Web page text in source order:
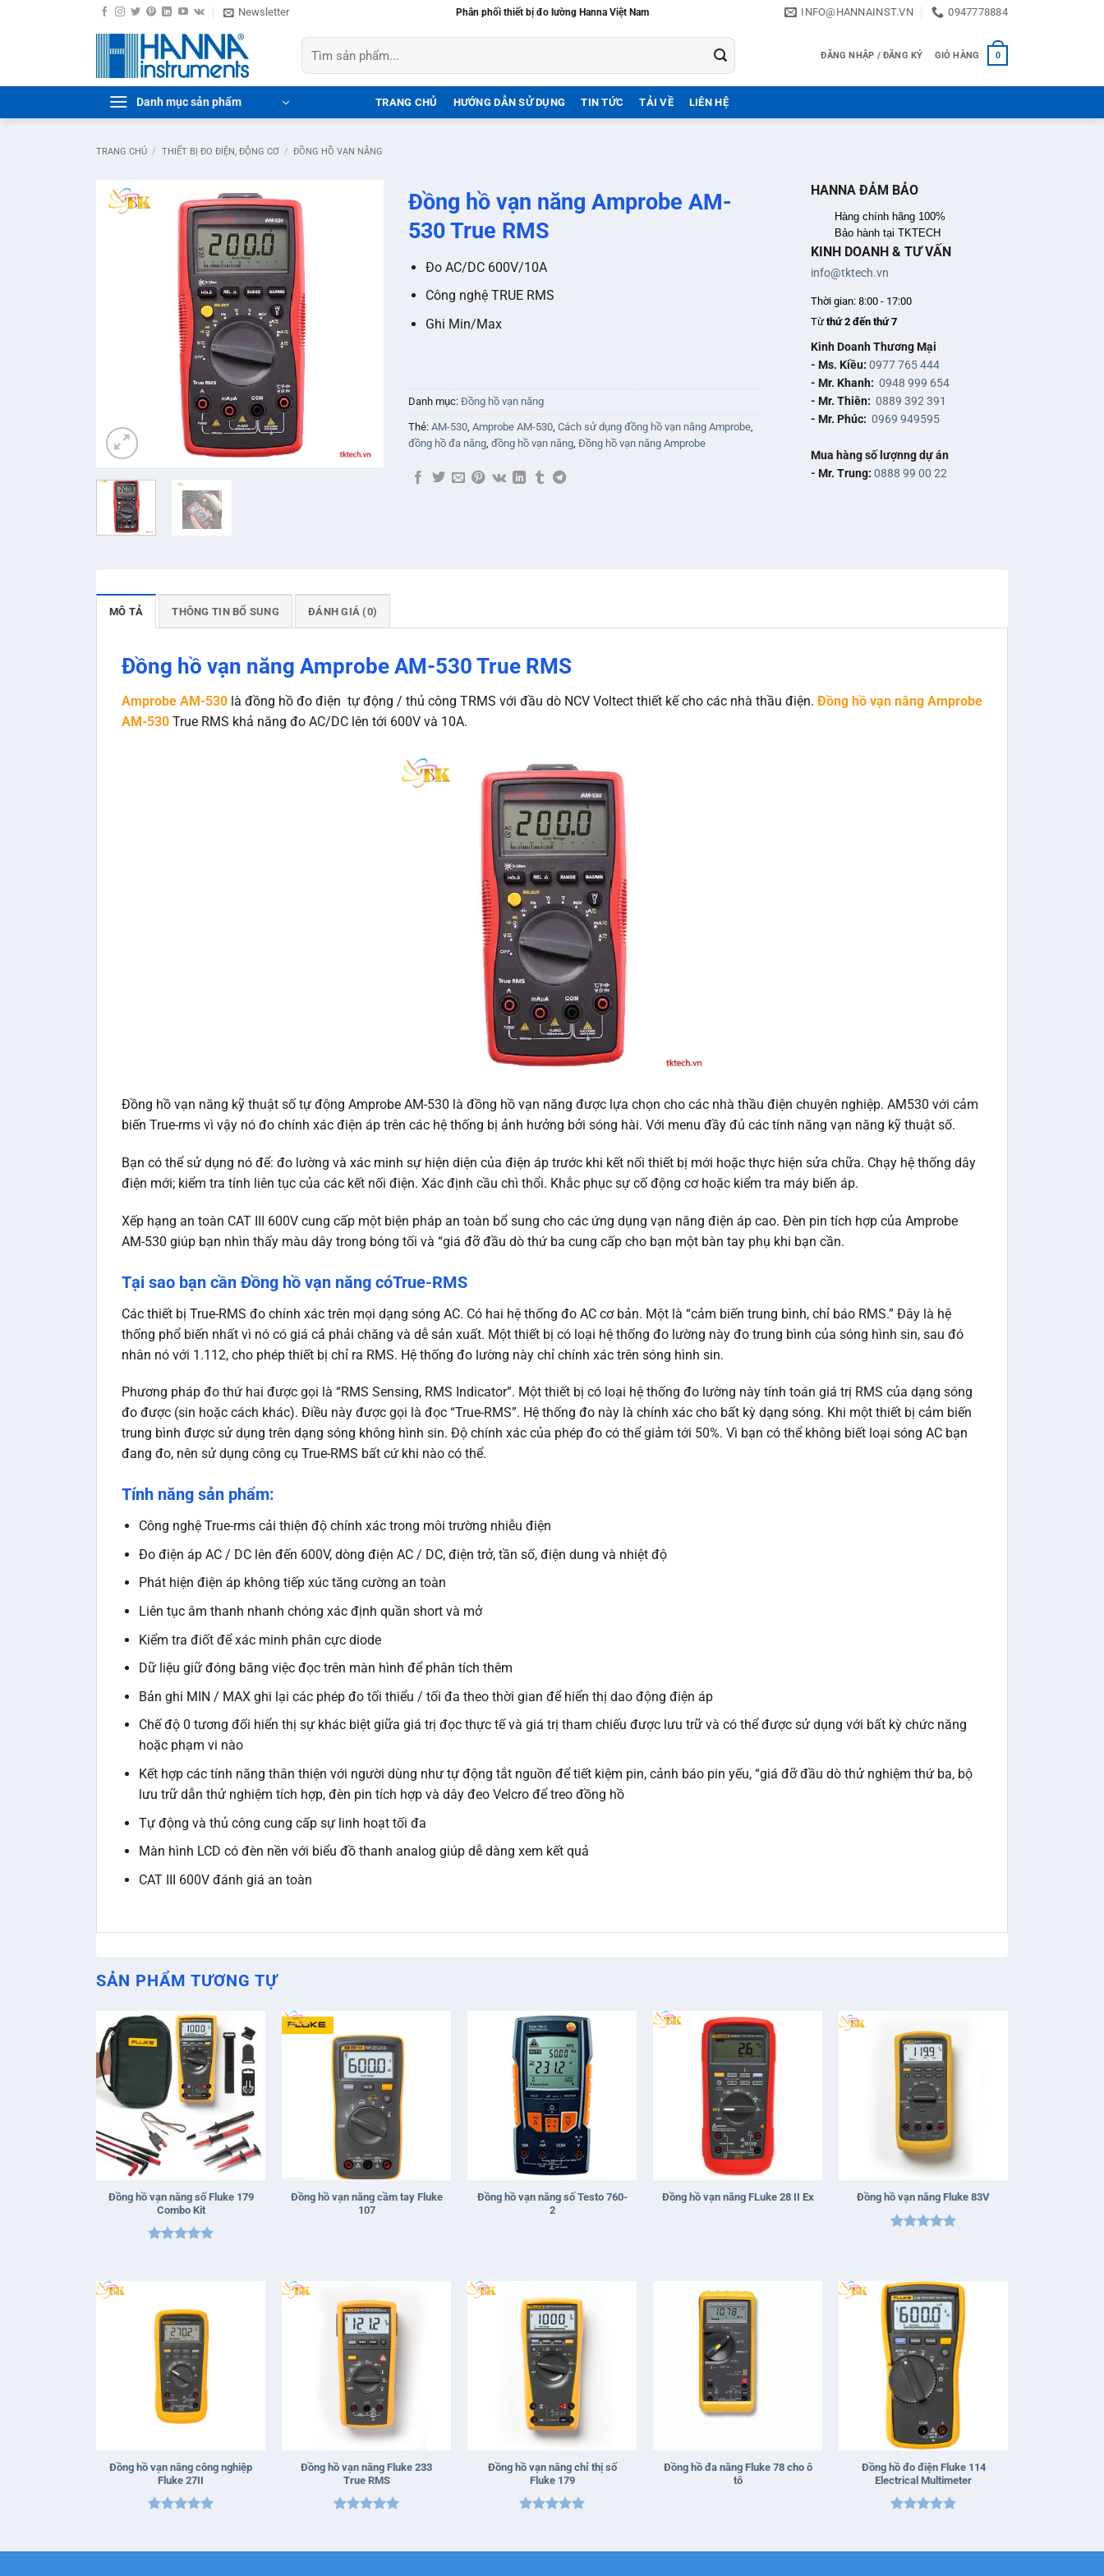
Newsletter Phân phối thiết bị đo lường Hanna Việt Nam INFO@HANNAINST.VN 0947778884
Tìm
kiếm:
ĐĂNG NHẬP / ĐĂNG KÝ GIỎ HÀNG 0
Danh mục sản phẩm TRANG CHỦ HƯỚNG DẪN SỬ DỤNG TIN TỨC TẢI VỀ LIÊN HỆ
TRANG CHỦ / THIẾT BỊ ĐO ĐIỆN, ĐỘNG CƠ / ĐỒNG HỒ VẠN NĂNG
Đồng hồ vạn năng Amprobe AM-
530 True RMS
Đo AC/DC 600V/10A
Công nghệ TRUE RMS
Ghi Min/Max
Danh mục: Đồng hồ vạn năng
Thẻ: AM-530, Amprobe AM-530, Cách sử dụng đồng hồ vạn năng Amprobe,
đồng hồ đa năng, đồng hồ vạn năng, Đồng hồ vạn năng Amprobe
HANNA ĐẢM BẢO
Hàng chính hãng 100%
Bảo hành tại TKTECH
KINH DOANH & TƯ VẤN
info@tktech.vn
Thời gian: 8:00 - 17:00
Từthứ 2 đến thứ 7
Kinh Doanh Thương Mại
- Ms. Kiều: 0977 765 444
- Mr. Khanh: 0948 999 654
- Mr. Thiên: 0889 392 391
- Mr. Phúc: 0969 949595
Mua hàng số lượnng dự án
- Mr. Trung: 0888 99 00 22
MÔ TẢ THÔNG TIN BỔ SUNG ĐÁNH GIÁ (0)
Đồng hồ vạn năng Amprobe AM-530 True RMS
Amprobe AM-530 là đồng hồ đo điện tự động / thủ công TRMS với đầu dò NCV Voltect thiết kế cho các nhà thầu điện. Đồng hồ vạn năng Amprobe
AM-530 True RMS khả năng đo AC/DC lên tới 600V và 10A.
Đồng hồ vạn năng kỹ thuật số tự động Amprobe AM-530 là đồng hồ vạn năng được lựa chọn cho các nhà thầu điện chuyên nghiệp. AM530 với cảm
biến True-rms vì vậy nó đo chính xác điện áp trên các hệ thống bị ảnh hưởng bởi sóng hài. Với menu đầy đủ các tính năng vạn năng kỹ thuật số.
Bạn có thể sử dụng nó để: đo lường và xác minh sự hiện diện của điện áp trước khi kết nối thiết bị mới hoặc thực hiện sửa chữa. Chạy hệ thống dây
điện mới; kiểm tra tính liên tục của các kết nối điện. Xác định cầu chì thổi. Khắc phục sự cố động cơ hoặc kiểm tra máy biến áp.
Xếp hạng an toàn CAT III 600V cung cấp một biện pháp an toàn bổ sung cho các ứng dụng vạn năng điện áp cao. Đèn pin tích hợp của Amprobe
AM-530 giúp bạn nhìn thấy màu dây trong bóng tối và “giá đỡ đầu dò thứ ba cung cấp cho bạn một bàn tay phụ khi bạn cần.
Tại sao bạn cần Đồng hồ vạn năng cóTrue-RMS
Các thiết bị True-RMS đo chính xác trên mọi dạng sóng AC. Có hai hệ thống đo AC cơ bản. Một là “cảm biến trung bình, chỉ báo RMS.” Đây là hệ
thống phổ biến nhất vì nó có giá cả phải chăng và dễ sản xuất. Một thiết bị có loại hệ thống đo lường này đo trung bình của sóng hình sin, sau đó
nhân nó với 1.112, cho phép thiết bị chỉ ra RMS. Hệ thống đo lường này chỉ chính xác trên sóng hình sin.
Phương pháp đo thứ hai được gọi là “RMS Sensing, RMS Indicator”. Một thiết bị có loại hệ thống đo lường này tính toán giá trị RMS của dạng sóng
đo được (sin hoặc cách khác). Điều này được gọi là đọc “True-RMS”. Hệ thống đo này là chính xác cho bất kỳ dạng sóng. Khi một thiết bị cảm biến
trung bình được sử dụng trên dạng sóng không hình sin. Độ chính xác của phép đo có thể giảm tới 50%. Vì bạn có thể không biết loại sóng AC bạn
đang đo, nên sử dụng công cụ True-RMS bất cứ khi nào có thể.
Tính năng sản phẩm:
Công nghệ True-rms cải thiện độ chính xác trong môi trường nhiễu điện
Đo điện áp AC / DC lên đến 600V, dòng điện AC / DC, điện trở, tần số, điện dung và nhiệt độ
Phát hiện điện áp không tiếp xúc tăng cường an toàn
Liên tục âm thanh nhanh chóng xác định quần short và mở
Kiểm tra điốt để xác minh phân cực diode
Dữ liệu giữ đóng băng việc đọc trên màn hình để phân tích thêm
Bản ghi MIN / MAX ghi lại các phép đo tối thiểu / tối đa theo thời gian để hiển thị dao động điện áp
Chế độ 0 tương đối hiển thị sự khác biệt giữa giá trị đọc thực tế và giá trị tham chiếu được lưu trữ và có thể được sử dụng với bất kỳ chức năng
hoặc phạm vi nào
Kết hợp các tính năng thân thiện với người dùng như tự động tắt nguồn để tiết kiệm pin, cảnh báo pin yếu, “giá đỡ đầu dò thử nghiệm thứ ba, bộ
lưu trữ dẫn thử nghiệm tích hợp, đèn pin tích hợp và dây đeo Velcro để treo đồng hồ
Tự động và thủ công cung cấp sự linh hoạt tối đa
Màn hình LCD có đèn nền với biểu đồ thanh analog giúp dễ dàng xem kết quả
CAT III 600V đánh giá an toàn
SẢN PHẨM TƯƠNG TỰ
+
Đồng hồ vạn năng số Fluke 179
Combo Kit
Đồng hồ vạn năng cầm tay Fluke
107
Đồng hồ vạn năng số Testo 760-
2
Đồng hồ vạn năng FLuke 28 II Ex Đồng hồ vạn năng Fluke 83V
Đồng hồ vạn năng công nghiệp
Fluke 27II
sao
Đồng hồ vạn năng Fluke 233
True RMS
sao
Đồng hồ vạn năng chỉ thị số
Fluke 179
sao
Đồng hồ đa năng Fluke 78 cho ô
tô
Đồng hồ đo điện Fluke 114
Electrical Multimeter
sao